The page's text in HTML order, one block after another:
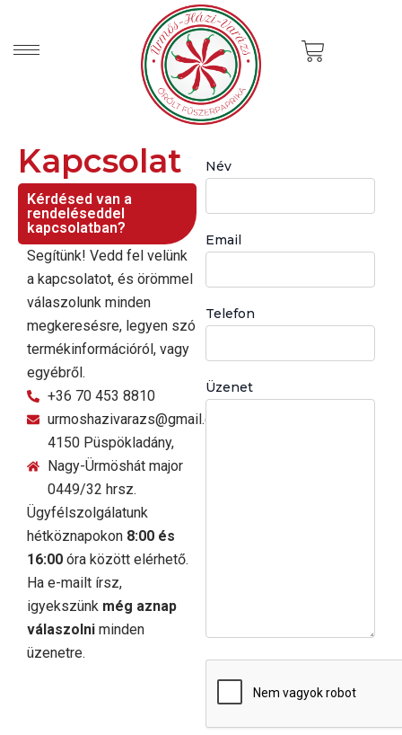
content
Cart
Kapcsolat
Kérdésed van a
rendeléseddel
kapcsolatban?
Segítünk! Vedd fel velünk
a kapcsolatot, és örömmel
válaszolunk minden
megkeresésre, legyen szó
termékinformációról, vagy
egyébről.
+36 70 453 8810
urmoshazivarazs@gmail.com
4150 Püspökladány,
Nagy-Ürmöshát major
0449/32 hrsz.
Ügyfélszolgálatunk
hétköznapokon 8:00 és
16:00 óra között elérhető.
Ha e-mailt írsz,
igyekszünk még aznap
válaszolni minden
üzenetre.
Név
Email
Telefon
Üzenet